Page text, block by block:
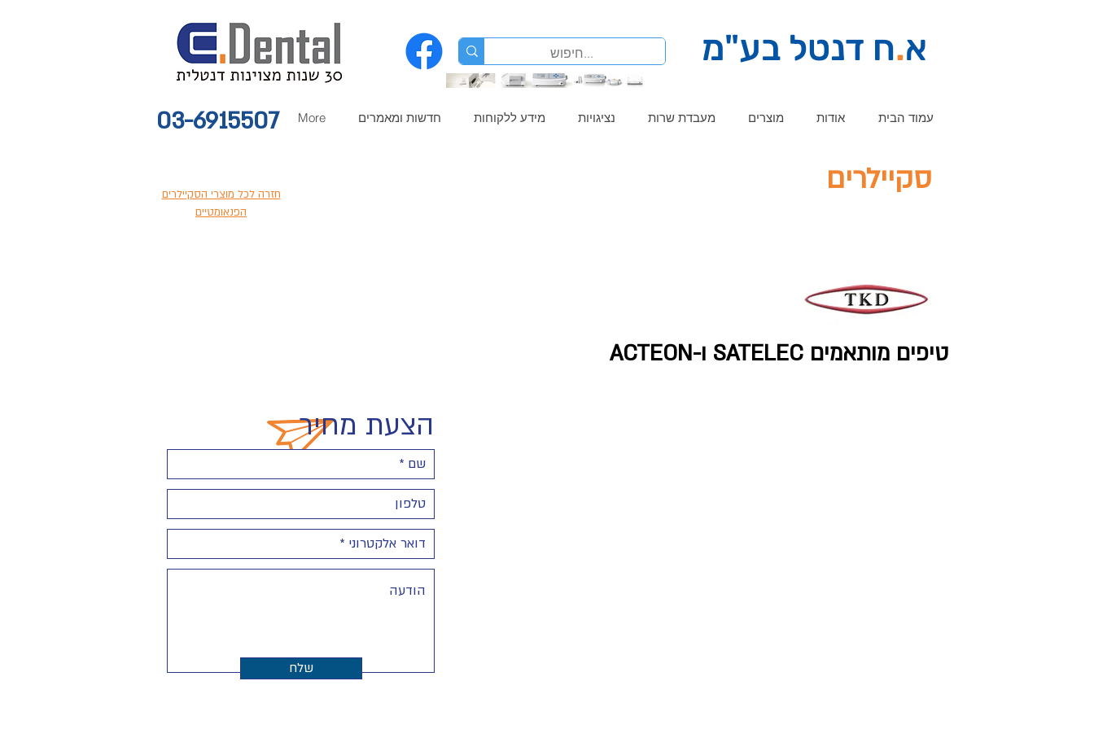
א.ח דנטל בע"מ
03-6915507 עמוד הבית אודות מוצרים מעבדת שרות נציגויות מידע ללקוחות חדשות ומאמרים More
חזרה לכל מוצרי הסקיילרים
הפנאומטיים
סקיילרים
טיפים מותאמים SATELEC ו-ACTEON
הצעת מחיר
שלח